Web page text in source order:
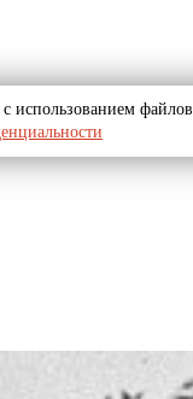
использованием файлов